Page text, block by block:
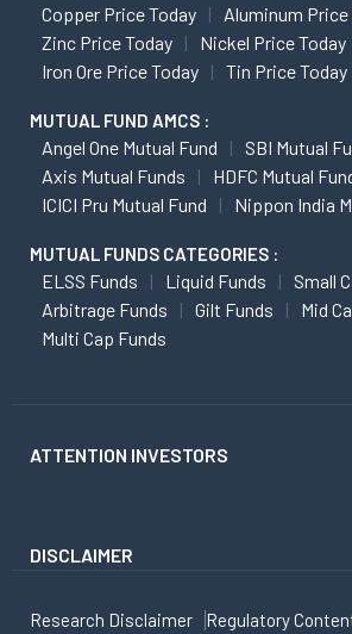
Copper Price Today
Aluminum Price
Zinc Price Today
Nickel Price Today
Iron Ore Price Today
Tin Price Today
MUTUAL FUND AMCS :
Angel One Mutual Fund
SBI Mutual
Axis Mutual Funds
HDFC Mutual
ICICI Pru Mutual Fund
Nippon India
MUTUAL FUNDS CATEGORIES :
ELSS Funds Liquid Funds
Small
Arbitrage Funds
Gilt Funds
Mid
Multi Cap Funds
ATTENTION INVESTORS
DISCLAIMER
Research Disclaimer
Regulatory